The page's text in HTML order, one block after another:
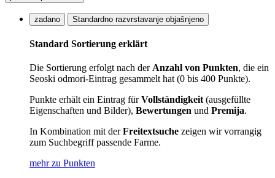
zadano Standardno razvrstavanje objašnjeno
Standard Sortierung erklärt
Die Sortierung erfolgt nach der Anzahl von Punkten, die ein
Seoski odmori-Eintrag gesammelt hat (0 bis 400 Punkte).
Punkte erhält ein Eintrag fürVollständigkeit (ausgefüllte
Eigenschaften und Bilder), Bewertungen und Premija.
In Kombination mit derFreitextsuche zeigen wir vorrangig
zum Suchbegriff passende Farme.
mehr zu Punkten